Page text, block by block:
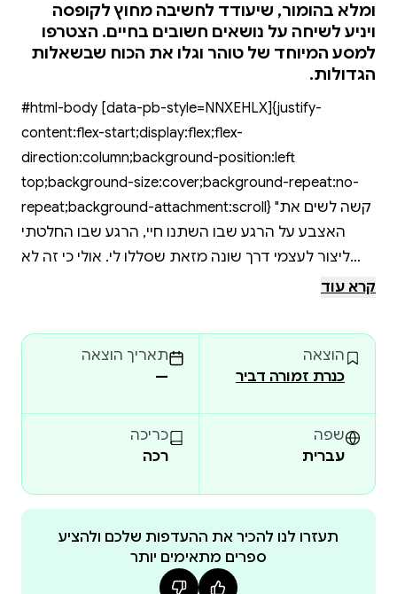
ומלא בהומור, שיעודד לחשיבה מחוץ לקופסה
ויניע לשיחה על נושאים חשובים בחיים. הצטרפו
למסע המיוחד של טוהר וגלו את הכוח שבשאלות
הגדולות.
#html-body [data-pb-style=NNXEHLX]{justify-
content:flex-start;display:flex;flex-
direction:column;background-position:left
top;background-size:cover;background-repeat:no-
repeat;background-attachment:scroll} "קשה לשים את
האצבע על הרגע שבו השתנו חיי, הרגע שבו החלטתי
ליצור לעצמי דרך שונה מזאת שסללו לי. אולי כי זה לא
היה רגע אחד, אלא רצף של אירועים קטנים, שהעלו
בנות טובות הולכות לגיהנום הוא רומן גרפי, אוטוביוגרפי,
שבו מלאכת חיי היומיום מעלה שאלות הרות גורל על
איורים מלאי חיים והומור, ושיחות מלאות שנינות ובחינה
עצמית, שרמן-פרידמן מזמינה את הקורא למסע
שמתחיל בילדות, ממשיך במרד נעורים ומסתיים
בהתחלה חדשה. מסע סוער של צעירה שלא מפסיקה
לשאול.
טוהר שרמן-פרידמן נולדה וגדלה בקדומים שבשומרון
קרא עוד
הוצאה
כנרת זמורה דביר
תאריך הוצאה
—
שפה
עברית
כריכה
רכה
תעזרו לנו להכיר את ההעדפות שלכם ולהציע
ספרים מתאימים יותר